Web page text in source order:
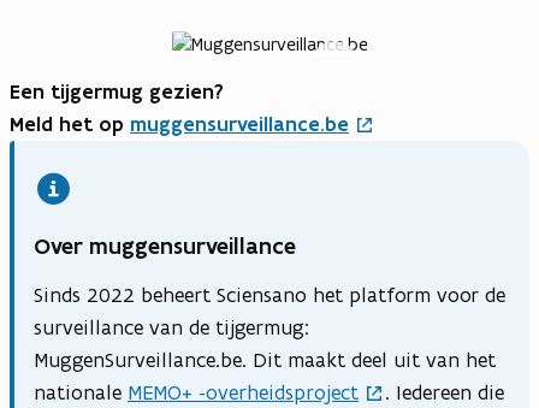
Open
Een tijgermug gezien?
Meld het op muggensurveillance.be
Over muggensurveillance
Sinds 2022 beheert Sciensano het platform voor de
surveillance van de tijgermug:
MuggenSurveillance.be. Dit maakt deel uit van het
nationale MEMO+ -overheidsproject
. Iedereen die